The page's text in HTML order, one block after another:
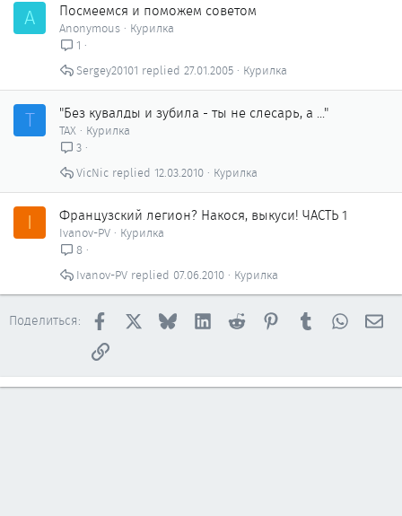
A Посмеемся и поможем советом
Anonymous
Курилка
1
Курилка
27.01.2005
Sergey20101
Т "Без кувалды и зубила - ты не слесарь, а ..."
ТАХ
Курилка
3
Курилка
12.03.2010
VicNic
I Французский легион? Накося, выкуси! ЧАСТЬ 1
Ivanov-PV
Курилка
8
Курилка
07.06.2010
Ivanov-PV
Поделиться: Facebook BlueskyLinkedInReddit PinterestTumblr
Ссылка